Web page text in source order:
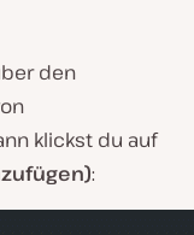
den
klickst du auf
: